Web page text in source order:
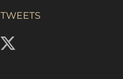
TWEETS